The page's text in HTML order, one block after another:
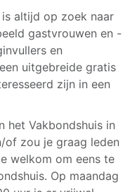
altijd op zoek naar
gastvrouwen en -
en
uitgebreide gratis
zijn in een
het Vakbondshuis in
of zou je graag leden
welkom om eens te
Op maandag